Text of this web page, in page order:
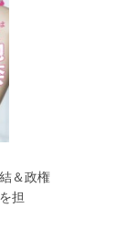
＆政権
担